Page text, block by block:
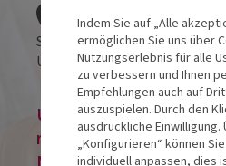
Seeparkhotel
Universitätsstraße 1049020
Um eine Veranstaltung
registrieren oder im
Indem Sie auf „Alle
ermöglichen Sie uns über
Nutzungserlebnis für alle
zu verbessern und Ihnen
Empfehlungen auch auf
auszuspielen. Durch den
ausdrückliche Einwilligung.
„Konfigurieren“ können
individuell anpassen, dies